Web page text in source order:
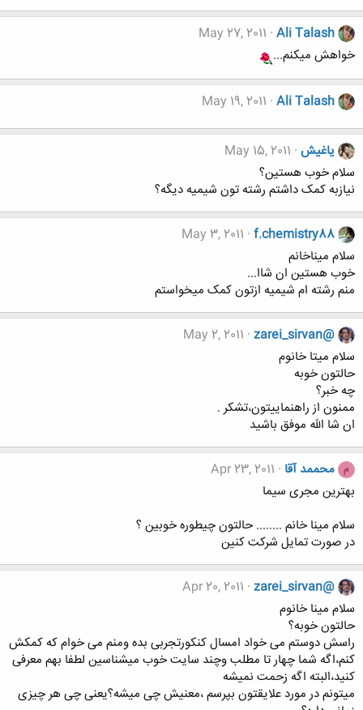
Ali Talash
May 27, 2011
خواهش میکنم...
Ali Talash
May 19, 2011
یاغیش May 15, 2011
سلام خوب هستین؟
نیازبه کمک داشتم رشته تون شیمیه دیگه؟
f.chemistry88
May 3, 2011
سلام میناخانم
خوب هستین ان شاا...
منم رشته ام شیمیه ازتون کمک میخواستم
zarei_sirvan@
May 2, 2011
سلام میتا خانوم
حالتون خوبه
چه خبر؟
ممنون از راهنماییتون،تشکر .
ان شا الله موفق باشید
م محممد آقا Apr 23, 2011
بهترین مجری سیما
سلام مینا خانم ........ حالتون چیطوره خوبین ؟
در صورت تمایل شرکت کنین
zarei_sirvan@
Apr 20, 2011
سلام مینا خانوم
حالتون خوبه؟
راسش دوستم می خواد امسال کنکورتجربی بده ومنم می خوام که کمکش
کنم،اگه شما چهار تا مطلب وچند سایت خوب میشناسین لطفا بهم معرفی
کنید،البته اگه زحمت نمیشه
میتونم در مورد علایقتون بپرسم ،معنیش چی میشه؟یعنی چی هر چیزی